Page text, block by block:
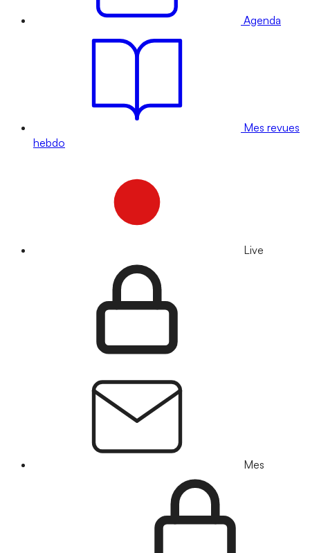
Agenda
Mes revues
hebdo
Live
Mes